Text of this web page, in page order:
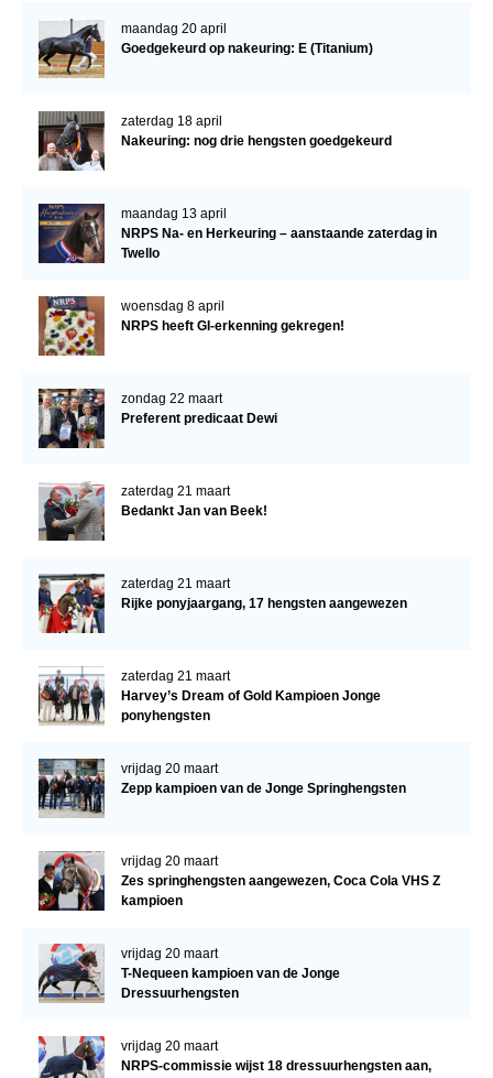
Bestuur Regio Midden
Regio West
Regio Zuid
Word vrijiwilliger
KALENDER
ACCOUNT AANMAKEN
maandag 20 april
Goedgekeurd op nakeuring: E (Titanium)
zaterdag 18 april
Nakeuring: nog drie hengsten goedgekeurd
maandag 13 april
NRPS Na- en Herkeuring – aanstaande zaterdag in
Twello
woensdag 8 april
NRPS heeft GI-erkenning gekregen!
zondag 22 maart
Preferent predicaat Dewi
zaterdag 21 maart
Bedankt Jan van Beek!
zaterdag 21 maart
Rijke ponyjaargang, 17 hengsten aangewezen
zaterdag 21 maart
Harvey’s Dream of Gold Kampioen Jonge
ponyhengsten
vrijdag 20 maart
Zepp kampioen van de Jonge Springhengsten
vrijdag 20 maart
Zes springhengsten aangewezen, Coca Cola VHS Z
kampioen
vrijdag 20 maart
T-Nequeen kampioen van de Jonge
Dressuurhengsten
vrijdag 20 maart
NRPS-commissie wijst 18 dressuurhengsten aan,